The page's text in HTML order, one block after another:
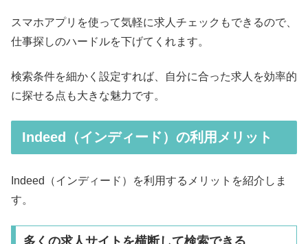
スマホアプリを使って気軽に求人チェックもできるので、
仕事探しのハードルを下げてくれます。
検索条件を細かく設定すれば、自分に合った求人を効率的
に探せる点も大きな魅力です。
Indeed（インディード）の利用メリット
Indeed（インディード）を利用するメリットを紹介しま
す。
多くの求人サイトを横断して検索できる